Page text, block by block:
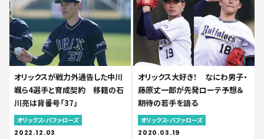
オリックスが戦力外通告した中川
颯ら4選手と育成契約 移籍の石
川亮は背番号「37」
オリックス・バファローズ
2022.12.03
オリックス大好き！ なにわ男子・
藤原丈一郎が先発ローテ予想＆
期待の若手を語る
オリックス・バファローズ
2020.03.19